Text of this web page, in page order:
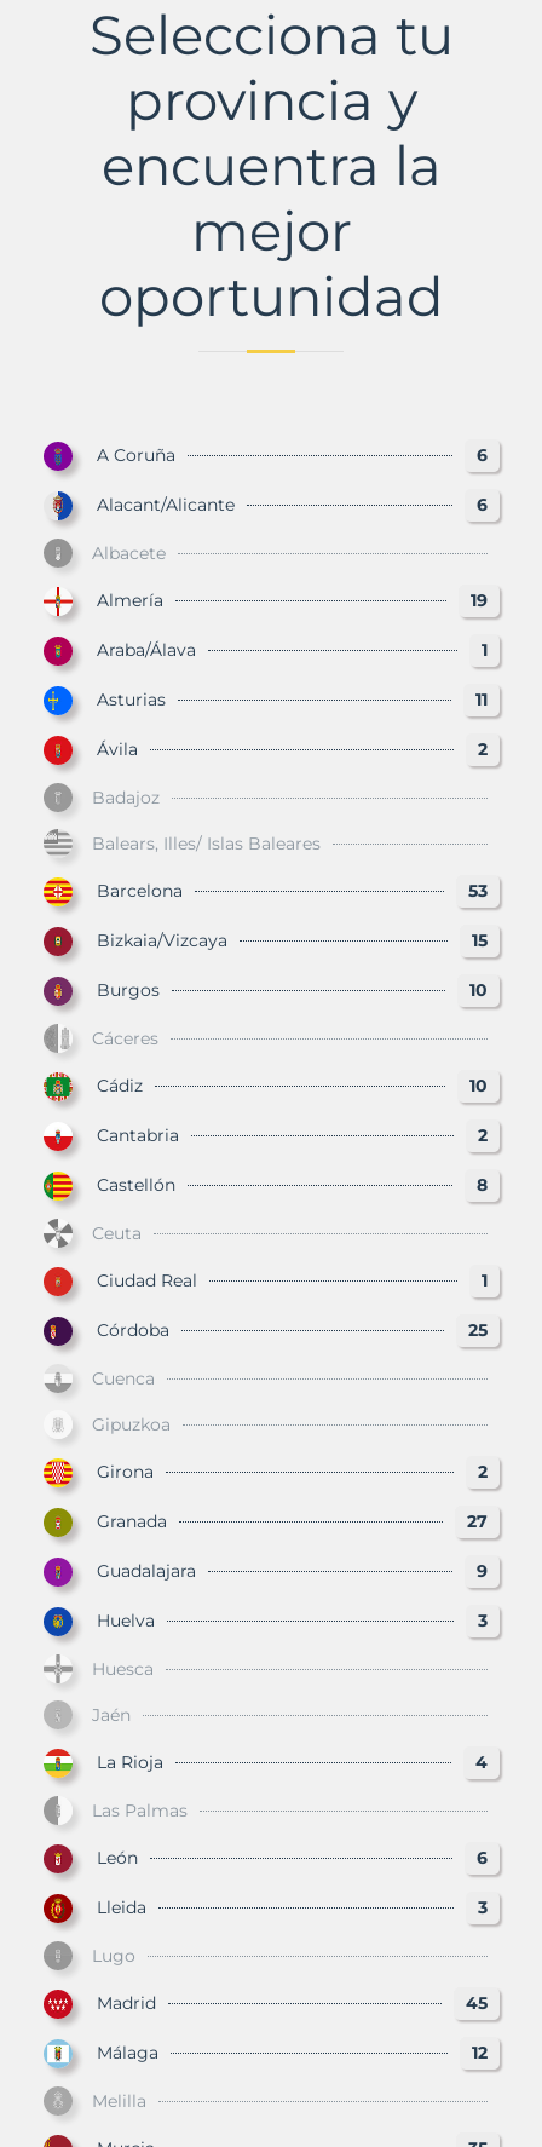
MurbalandsSelecciona tu
provincia y
encuentra la
mejor
oportunidad
A Coruña 6
Alacant/Alicante 6
Albacete
Almería 19
Araba/Álava 1
Asturias 11
Ávila 2
Badajoz
Balears, Illes/ Islas Baleares
Barcelona 53
Bizkaia/Vizcaya 15
Burgos 10
Cáceres
Cádiz 10
Cantabria 2
Castellón 8
Ceuta
Ciudad Real 1
Córdoba 25
Cuenca
Gipuzkoa
Girona 2
Granada 27
Guadalajara 9
Huelva 3
Huesca
Jaén
La Rioja 4
Las Palmas
León 6
Lleida 3
Lugo
Madrid 45
Málaga 12
Melilla